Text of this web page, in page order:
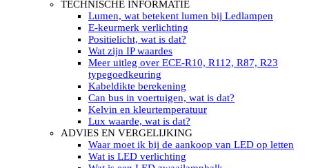
Werkverlichting met Led flitsers
Led zwaailampbalk
Led Multi zwaailampbalk
Led flitsbalk compact
Traffic Advisors
Led zwaailicht
Accessoires signalering
Led signalisatie in Subcategorieën
LED KOPLAMPEN GEKEURD
Led koplampen inbouw
Led koplampen opbouw
Led koplampen tractoren
Subcategorieën Led koplampen
LED ZOEKLICHT
TECHNISCHE INFORMATIE
Lumen, wat betekent lumen bij Ledlampen
E-keurmerk verlichting
Positielicht, wat is dat?
Wat zijn IP waardes
Meer uitleg over ECE-R10, R112, R87, R23
typegoedkeuring
Kabeldikte berekening
Can bus in voertuigen, wat is dat?
Kelvin en kleurtemperatuur
Lux waarde, wat is dat?
ADVIES EN VERGELIJKING
Waar moet ik bij de aankoop van LED op letten
Wat is LED verlichting